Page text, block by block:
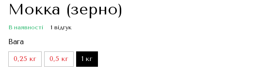
Мокка (зерно)
В наявності 1 відгук
Вага
0,25 кг 0,5 кг 1 кг